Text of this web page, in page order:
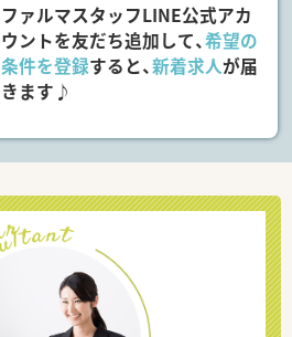
ファルマスタッフLINE公式アカ
ウントを友だち追加して、希望の
条件を登録すると、新着求人が届
きます♪